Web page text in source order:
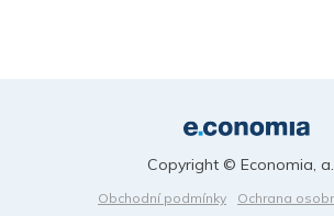
Obchodní podmínky
Ochrana
Copyright © Economia,